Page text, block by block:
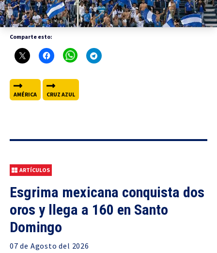
Comparte esto:
AMÉRICA CRUZ AZUL
ARTÍCULOS
Esgrima mexicana conquista dos
oros y llega a 160 en Santo
Domingo
07 de Agosto del 2026